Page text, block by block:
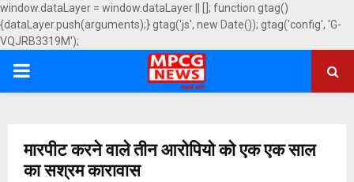
window.dataLayer = window.dataLayer || []; function gtag()
{dataLayer.push(arguments);} gtag('js', new Date()); gtag('config', 'G-
VQJRB3319M');
PRIMARY
मारपीट करने वाले तीन आरोपियो को एक एक साल
का सश्रम कारावास